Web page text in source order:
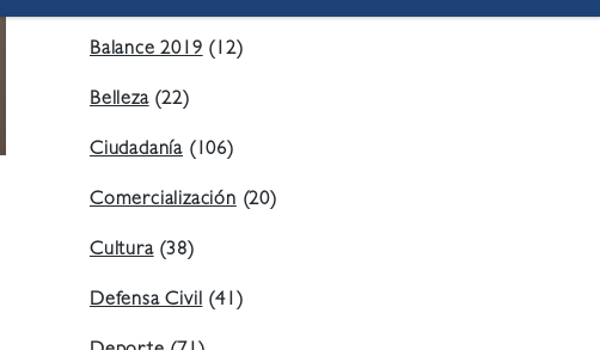
Balance 2019(12)
Belleza(22)
Ciudadanía (106)
Comercialización(20)
Cultura(38)
Defensa Civil(41)